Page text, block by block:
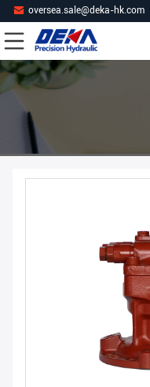
oversea.sale@deka-hk.com